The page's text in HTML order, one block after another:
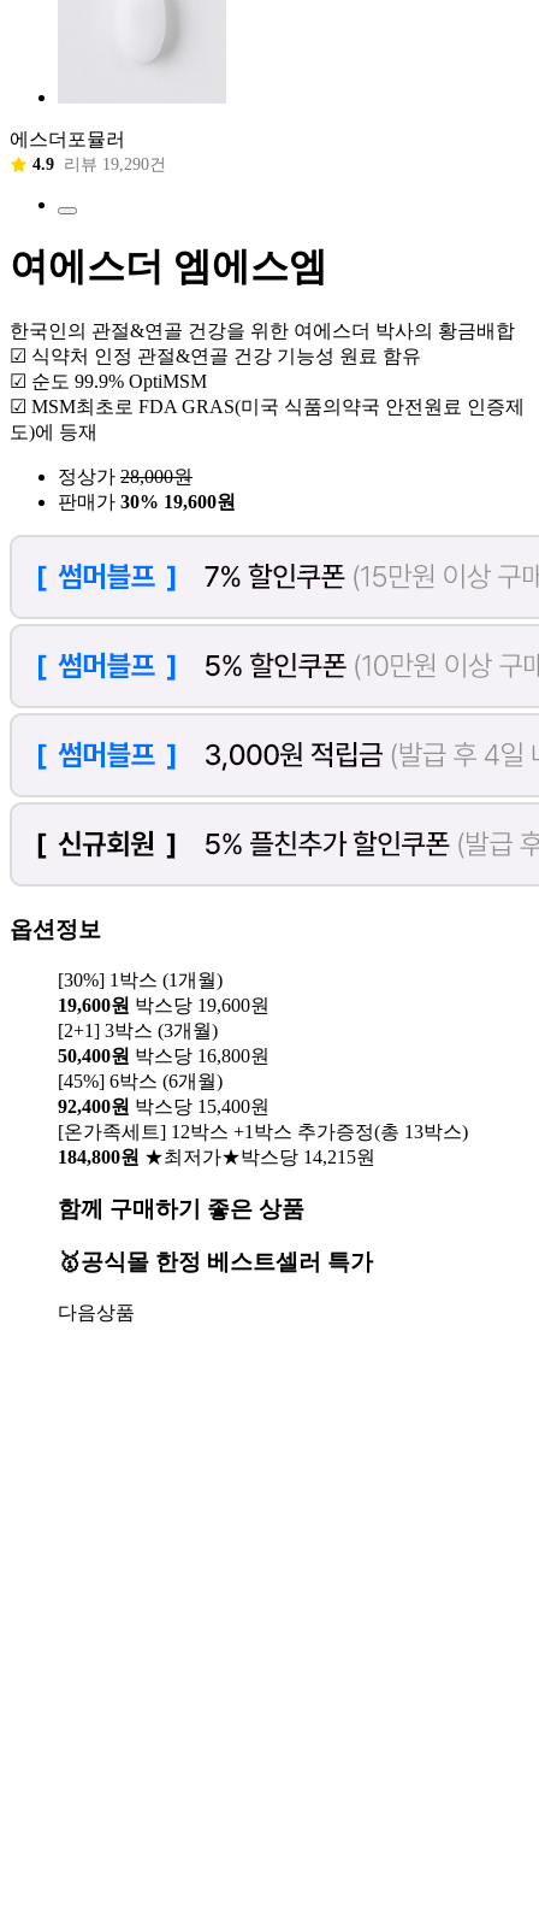
에스더포뮬러
4.9 리뷰 19,290건
여에스더 엠에스엠
한국인의 관절&연골 건강을 위한 여에스더 박사의 황금배합
☑ 식약처 인정 관절&연골 건강 기능성 원료 함유
☑ 순도 99.9% OptiMSM
☑ MSM최초로 FDA GRAS(미국 식품의약국 안전원료 인증제
도)에 등재
정상가 28,000원
판매가 30% 19,600원
옵션정보
[30%] 1박스 (1개월)
19,600원 박스당 19,600원
[2+1] 3박스 (3개월)
50,400원 박스당 16,800원
[45%] 6박스 (6개월)
92,400원 박스당 15,400원
[온가족세트] 12박스 +1박스 추가증정(총 13박스)
184,800원 ★최저가★박스당 14,215원
함께 구매하기 좋은 상품
🥇공식몰 한정 베스트셀러 특가
다음상품